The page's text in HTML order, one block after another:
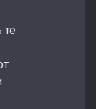
те